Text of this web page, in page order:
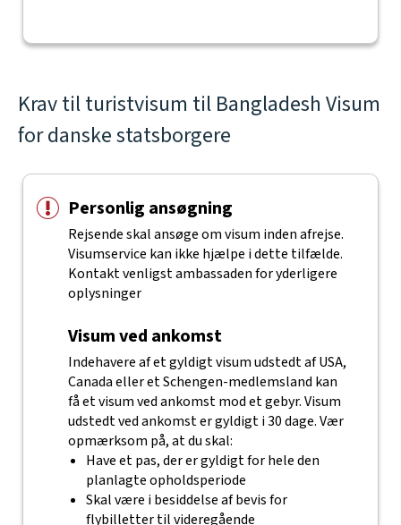
Krav til turistvisum til Bangladesh Visum
for danske statsborgere
Personlig ansøgning
Rejsende skal ansøge om visum inden afrejse.
Visumservice kan ikke hjælpe i dette tilfælde.
Kontakt venligst ambassaden for yderligere
oplysninger
Visum ved ankomst
Indehavere af et gyldigt visum udstedt af USA,
Canada eller et Schengen-medlemsland kan
få et visum ved ankomst mod et gebyr. Visum
udstedt ved ankomst er gyldigt i 30 dage. Vær
opmærksom på, at du skal:
Have et pas, der er gyldigt for hele den
planlagte opholdsperiode
Skal være i besiddelse af bevis for
flybilletter til videregående